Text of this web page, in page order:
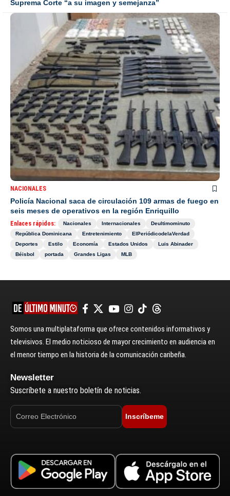
Suprema Corte “a su imagen y semejanza”
NACIONALES
Policía Nacional saca de circulación 109 armas de fuego en
seis meses de operativos en la región Enriquillo
Enlaces rápidos: Nacionales Internacionales
Deultimominuto
República Dominicana
Entretenimiento
ElPeriódicodelaVerdad
Deportes
Estilo Economía Estados Unidos
Luis Abinader
Béisbol
portada Grandes Ligas MLB
Somos una multiplataforma que ofrece contenidos informativos y
televisivos. El medio noticioso de mayor crecimiento en audiencia en
el menor tiempo en la historia de la comunicación caribeña.
Newsletter
Suscríbete a nuestro boletín de noticias.
Inscríbeme